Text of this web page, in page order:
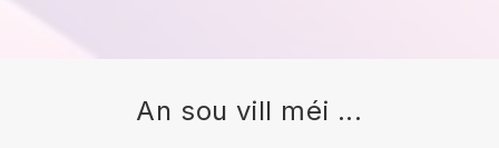
An sou vill méi ...